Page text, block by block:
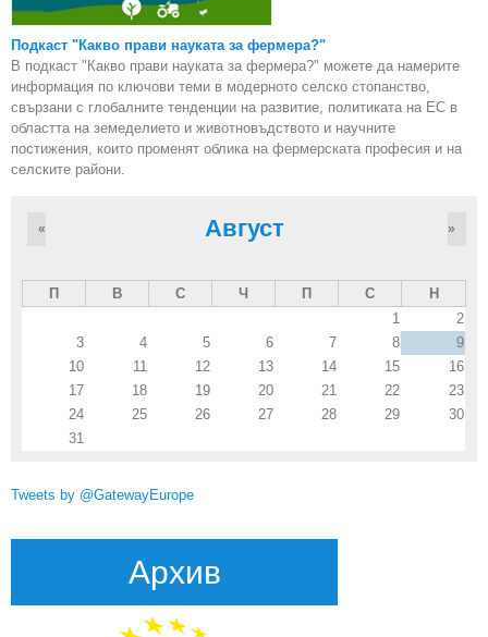
Подкаст "Какво прави науката за фермера?"
В подкаст "Какво прави науката за фермера?" можете да намерите
информация по ключови теми в модерното селско стопанство,
свързани с глобалните тенденции на развитие, политиката на ЕС в
областта на земеделието и животновъдството и научните
постижения, които променят облика на фермерската професия и на
селските райони.
Август
« »
П В С Ч П С
Н
1
2
3
4 5 6 7 8
9
10
11 12 13 14 15
16
17
18 19 20 21 22
23
24
25 26 27 28 29
30
31
Tweets by @GatewayEurope
Архив